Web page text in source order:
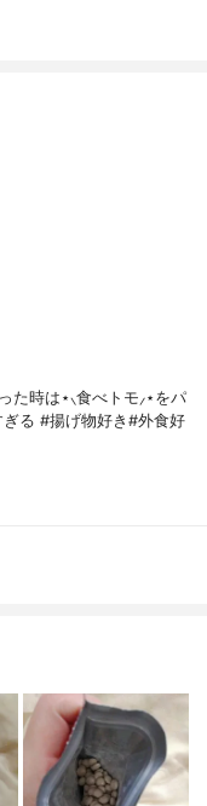
た時は⋆⸜食べトモ⸝⋆をパ
ぎる #揚げ物好き#外食好